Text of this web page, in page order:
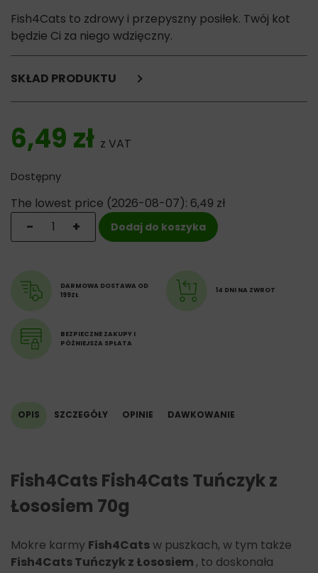
Fish4Cats to zdrowy i przepyszny posiłek. Twój kot
będzie Ci za niego wdzięczny.
SKŁAD PRODUKTU
łosoś 4%
ryż 4%
Składniki analityczne:
białko 12%
tłuszcz0,1%
popiół 2%
błonnik 0,9%
6,49 zł z VAT
Dostępny
The lowest price (2026-08-07): 6,49 zł
ilość Fish4Cats Tuńczyk z Łososiem - puszka dla kota
+
- Dodaj do koszyka
DARMOWA DOSTAWA OD
199ZŁ
14 DNI NA ZWROT
BEZPIECZNE ZAKUPY I
PÓŹNIEJSZA SPŁATA
OPIS SZCZEGÓŁY OPINIE DAWKOWANIE
Fish4Cats Fish4Cats Tuńczyk z
Łososiem 70g
Mokre karmy Fish4Catsw puszkach, w tym także
Fish4Cats Tuńczyk z Łososiem, to doskonała